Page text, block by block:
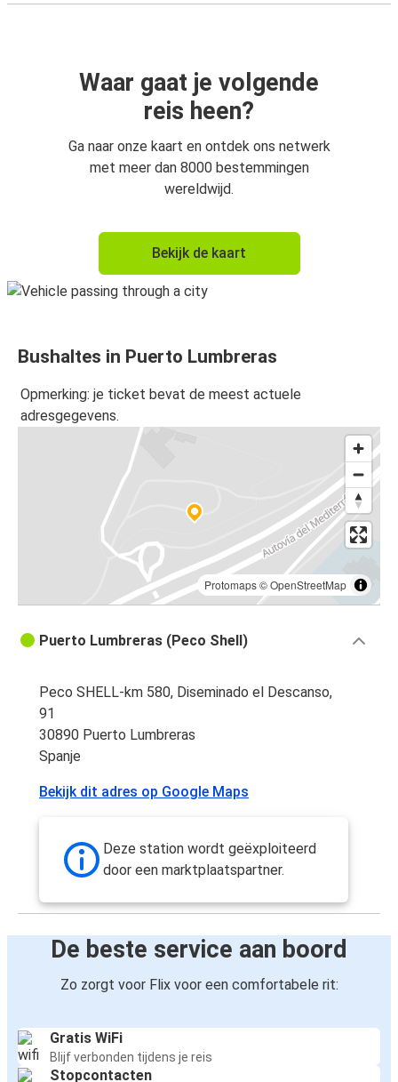
Waar gaat je volgende
reis heen?
Ga naar onze kaart en ontdek ons netwerk
met meer dan 8000 bestemmingen
wereldwijd.
Bekijk de kaart
Bushaltes in Puerto Lumbreras
Opmerking: je ticket bevat de meest actuele
adresgegevens.
Protomaps©OpenStreetMap
Puerto Lumbreras (Peco Shell)
Peco SHELL-km 580, Diseminado el Descanso,
91
30890 Puerto Lumbreras
Spanje
Bekijk dit adres op Google Maps
Deze station wordt geëxploiteerd
door een marktplaatspartner.
De beste service aan boord
Zo zorgt voor Flix voor een comfortabele rit:
Gratis WiFi
Blijf verbonden tijdens je reis
Stopcontacten